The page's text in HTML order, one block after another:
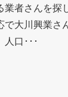
業者さんを探
で大川興業さ
人口･･･